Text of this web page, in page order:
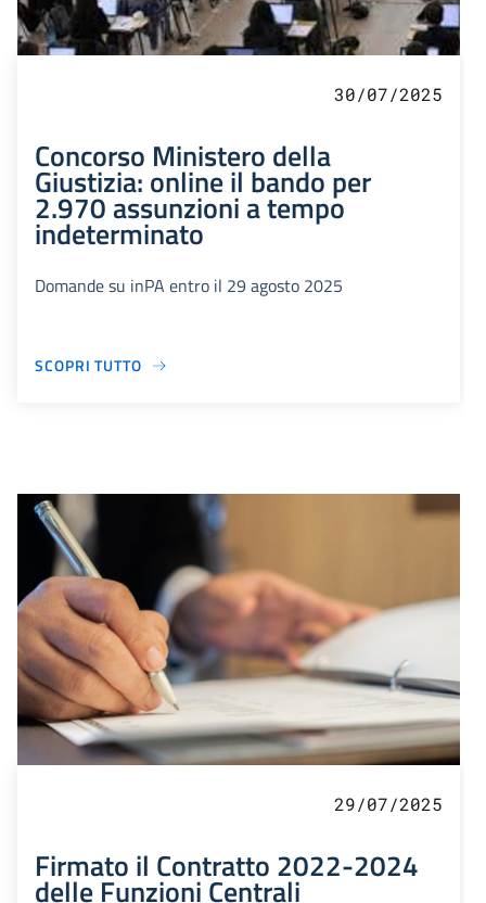
30/07/2025
Concorso Ministero della
Giustizia: online il bando per
2.970 assunzioni a tempo
indeterminato
Domande su inPA entro il 29 agosto 2025
SCOPRI TUTTO
29/07/2025
Firmato il Contratto 2022-2024
delle Funzioni Centrali